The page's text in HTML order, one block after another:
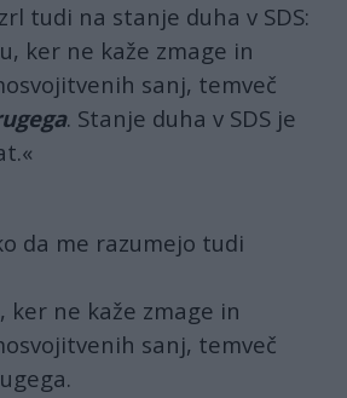
tudi na stanje duha v SDS:
ker ne kaže zmage in
sanj, temveč
. Stanje duha v SDS je
da me razumejo tudi
ker ne kaže zmage in
sanj, temveč